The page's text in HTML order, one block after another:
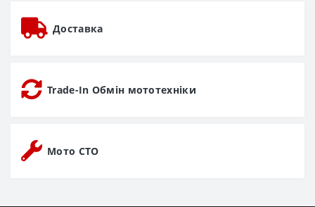
Доставка
Trade-In Обмін мототехніки
Мото СТО